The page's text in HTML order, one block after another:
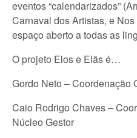
eventos “calendarizados”
Carnaval dos Artistas, e
espaço aberto a todas as
O projeto Elos e Elãs é…
Gordo Neto – Coordenação
Caio Rodrigo Chaves –
Núcleo Gestor